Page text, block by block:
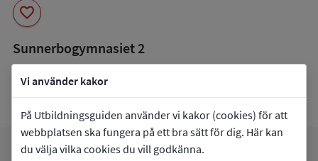
Vi använder kakor
På Utbildningsguiden använder vi kakor (cookies) för att
webbplatsen ska fungera på ett bra sätt för dig. Här kan
du välja vilka cookies du vill godkänna.
favorite
Sunnerbogymnasiet 2
book_5 Inriktning som finns tillgänglig
Data saknas
Gå tillSunnerbogymnasiet 2arrow_forward